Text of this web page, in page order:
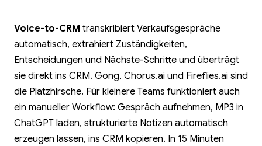
Voice-to-CRM transkribiert Verkaufsgespräche
automatisch, extrahiert Zuständigkeiten,
Entscheidungen und Nächste-Schritte und überträgt
sie direkt ins CRM. Gong, Chorus.ai und Fireflies.ai sind
die Platzhirsche. Für kleinere Teams funktioniert auch
ein manueller Workflow: Gespräch aufnehmen, MP3 in
ChatGPT laden, strukturierte Notizen automatisch
erzeugen lassen, ins CRM kopieren. In 15 Minuten